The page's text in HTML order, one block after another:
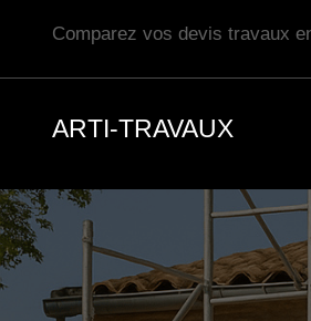
Comparez vos devis travaux
ARTI-TRAVAUX